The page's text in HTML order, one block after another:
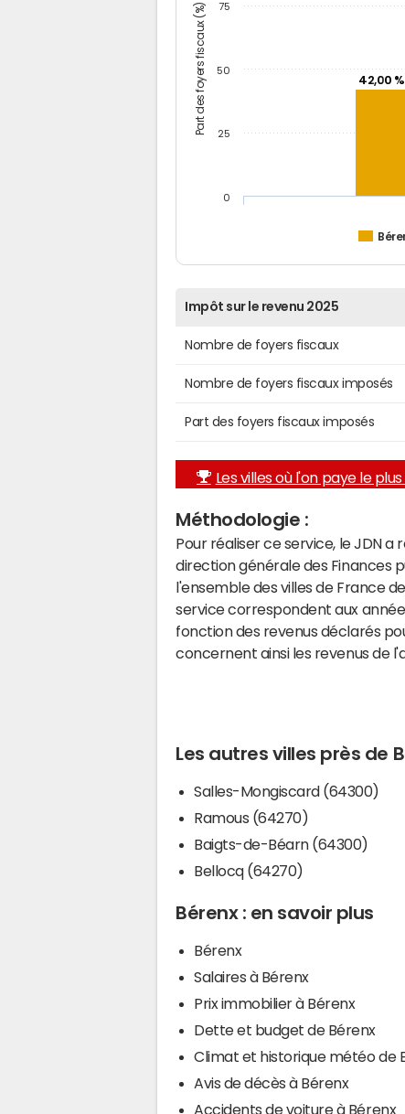
Part des foyers fiscaux (%) 42,00
0
25
50
75
Impôt sur le revenu 2025
Nombre de foyers fiscaux
Nombre de foyers fiscaux imposés
Part des foyers fiscaux imposés
Les villes où l'on paye le plus
Méthodologie :
Pour réaliser ce service, le JDN
direction générale des Finances
l'ensemble des villes de France
service correspondent aux
fonction des revenus déclarés
concernent ainsi les revenus de
Les autres villes près de
Salles-Mongiscard (64300)
Ramous (64270)
Baigts-de-Béarn (64300)
Bellocq (64270)
Bérenx : en savoir plus
Bérenx
Salaires à Bérenx
Prix immobilier à Bérenx
Dette et budget de Bérenx
Climat et historique météo de
Avis de décès à Bérenx
Accidents de voiture à Bérenx